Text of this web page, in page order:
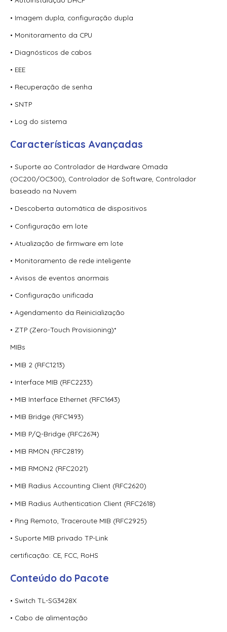
• Imagem dupla, configuração dupla
• Monitoramento da CPU
• Diagnósticos de cabos
• EEE
• Recuperação de senha
• SNTP
• Log do sistema
Características Avançadas
• Suporte ao Controlador de Hardware Omada
(OC200/OC300), Controlador de Software, Controlador
baseado na Nuvem
• Descoberta automática de dispositivos
• Configuração em lote
• Atualização de firmware em lote
• Monitoramento de rede inteligente
• Avisos de eventos anormais
• Configuração unificada
• Agendamento da Reinicialização
• ZTP (Zero-Touch Provisioning)*
MIBs
• MIB 2 (RFC1213)
• Interface MIB (RFC2233)
• MIB Interface Ethernet (RFC1643)
• MIB Bridge (RFC1493)
• MIB P/Q-Bridge (RFC2674)
• MIB RMON (RFC2819)
• MIB RMON2 (RFC2021)
• MIB Radius Accounting Client (RFC2620)
• MIB Radius Authentication Client (RFC2618)
• Ping Remoto, Traceroute MIB (RFC2925)
• Suporte MIB privado TP-Link
certificação: CE, FCC, RoHS
Conteúdo do Pacote
• Switch TL-SG3428X
• Cabo de alimentação